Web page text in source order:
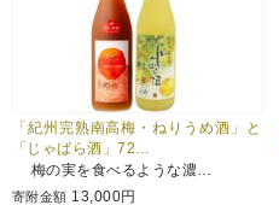
「紀州完熟南高梅・ねりうめ酒」と
「じゃばら酒」72…
梅の実を食べるような濃…
寄附金額 13,000円